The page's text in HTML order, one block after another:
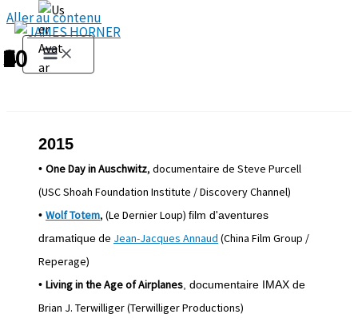
Aller au contenu
2015
• One Day in Auschwitz, documentaire de Steve Purcell
(USC Shoah Foundation Institute /Discovery Channel)
• Wolf Totem, (Le Dernier Loup) film d'aventures
dramatiquede Jean-Jacques Annaud (China Film Group /
Reperage)
• Living in the Age of Airplanes , documentaire IMAX de
Brian J. Terwilliger (Terwilliger Productions)
1
2
3
4
5
6
7
8
9
10